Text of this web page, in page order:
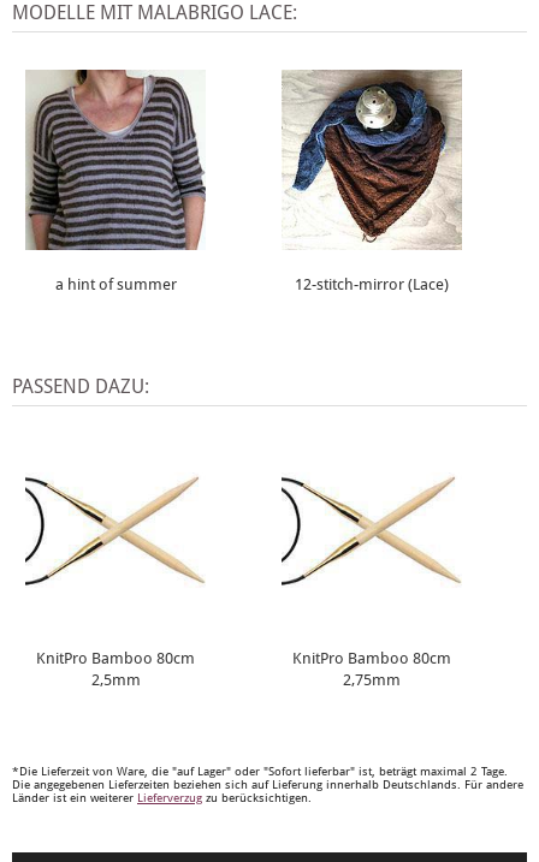
MODELLE MIT MALABRIGO LACE:
a hint of summer 12-stitch-mirror (Lace)
PASSEND DAZU:
KnitPro Bamboo 80cm
2,5mm
KnitPro Bamboo 80cm
2,75mm
*Die Lieferzeit von Ware, die "auf Lager" oder "Sofort lieferbar" ist, beträgt maximal 2 Tage.
Die angegebenen Lieferzeiten beziehen sich auf Lieferung innerhalb Deutschlands. Für andere
Länder ist ein weiterer Lieferverzug zu berücksichtigen.